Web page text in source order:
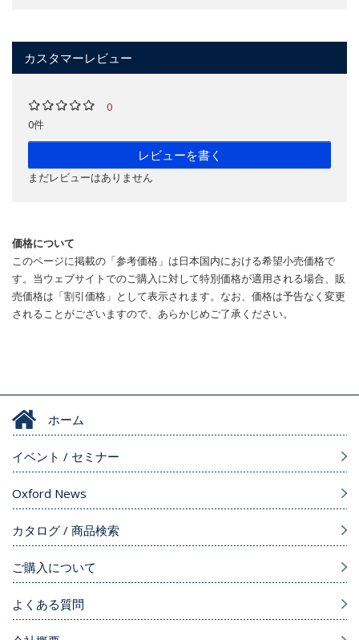
カスタマーレビュー
0
0件
レビューを書く
まだレビューはありません
価格について
このページに掲載の「参考価格」は日本国内における希望小売価格で
す。当ウェブサイトでのご購入に対して特別価格が適用される場合、販
売価格は「割引価格」として表示されます。なお、価格は予告なく変更
されることがございますので、あらかじめご了承ください。
ホーム
イベント / セミナー
Oxford News
カタログ / 商品検索
ご購入について
よくある質問